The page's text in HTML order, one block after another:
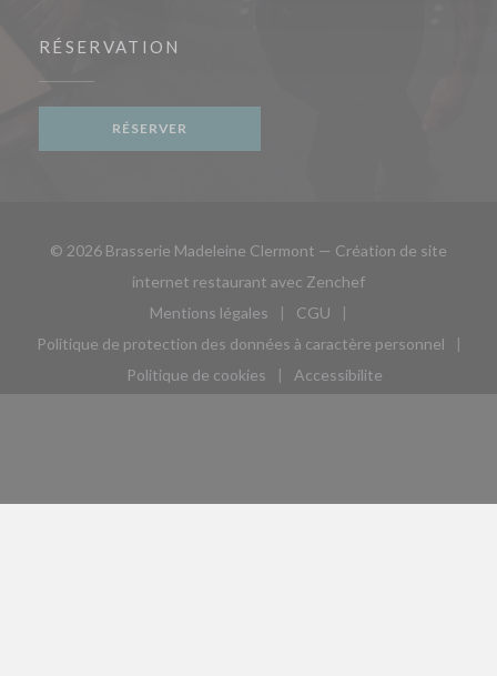
RÉSERVATION
RÉSERVER
© 2026 Brasserie Madeleine Clermont — Création de site
internet restaurant avec Zenchef((ouvre une
Mentions légales
CGU
Politique de protection des données à caractère personnel
Politique de cookies
Accessibilite